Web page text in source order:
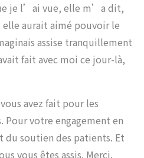
je l’ai vue, elle m’a dit,
aurait aimé pouvoir le
assise tranquillement
fait avec moi ce jour-là,
avez fait pour les
votre engagement en
soutien des patients. Et
vous êtes assis. Merci.